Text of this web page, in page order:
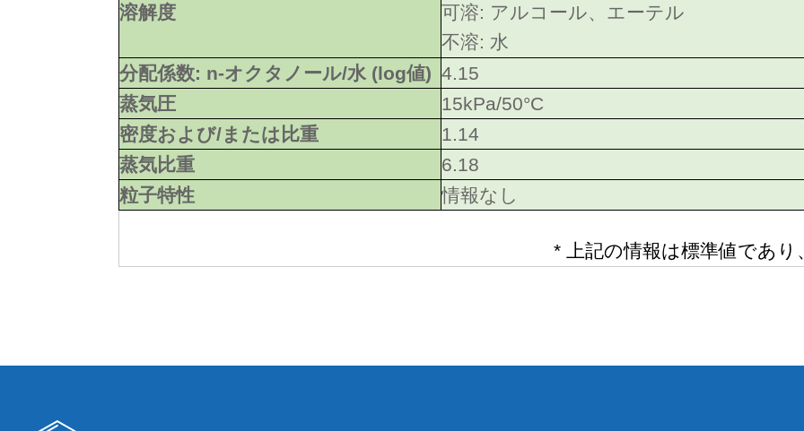
溶解度
可溶: アルコール、エーテル
不溶: 水
分配係数: n-オクタノール/水 (log値) 4.15
蒸気圧
15kPa/50°C
密度および/または比重
1.14
蒸気比重
6.18
粒子特性
情報なし
* 上記の情報は標準値であり